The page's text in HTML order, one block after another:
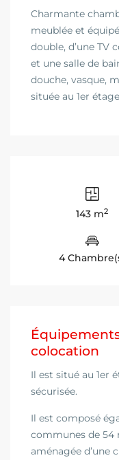
Charmante
meublée et
double, d’une TV
et une salle de
douche, vasque,
située au 1er
143 m2
4
colocation
Il est situé au 1er
sécurisée.
Il est composé
communes de 54
aménagée d’une